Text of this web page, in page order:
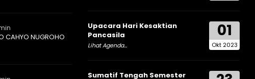
CAHYO NUGROHO 01
Okt 2023
Upacara Hari Kesaktian
Pancasila
Lihat Agenda...
Sumatif Tengah Semester